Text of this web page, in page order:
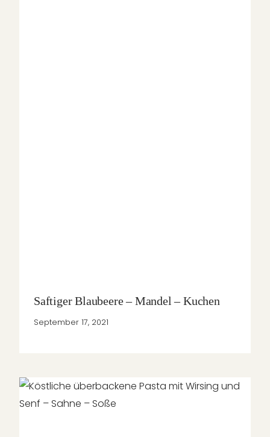
Saftiger Blaubeere – Mandel – Kuchen
September 17, 2021